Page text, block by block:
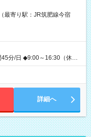
す。 給与：時給 1,200
最寄り駅：JR筑肥線今宿
分/日 ◆9:00～16:30（休憩
い！ もちろん、週の出勤日
詳細へ